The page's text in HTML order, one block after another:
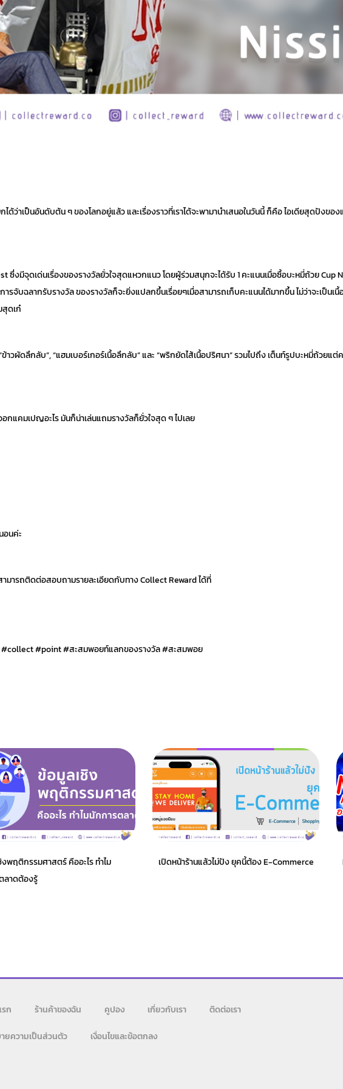
ว่าเป็นอันดับต้น ๆ ของโลกอยู่แล้ว และเรื่องราวที่เราได้จะพามานำเสนอในวันนี้ ก็คือ ไอเดียสุดปังข
งมีจุดเด่นเรื่องของรางวัลยั่วใจสุดแหวกแนว โดยผู้ร่วมสนุกจะได้รับ 1 คะแนนเมื่อซื้อบะหมี่ถ้วย Cup
ารจับฉลากรับรางวัล ของรางวัลก็จะยิ่งแปลกขึ้นเรื่อยๆเมื่อสามารถเก็บคะแนนได้มากขึ้น ไม่ว่าจะเป็น
ดเก๋
ผัดลึกลับ”, “แฮมเบอร์เกอร์เนื้อลึกลับ” และ “พริกยัดไส้เนื้อปริศนา” รวมไปถึง เต็นท์รูปบะหมี่ถ้วยแต่
กแคมเปญอะไร มันก็น่าเล่นแถมรางวัลก็ยั่วใจสุด ๆ ไปเลย
อนค่ะ
มารถติดต่อสอบถามรายละเอียดกับทาง Collect Reward ได้ที่
#point #สะสมพอยท์แลกของรางวัล #สะสมพอย
พฤติกรรมศาสตร์ คืออะไร ทำไม
ลาดต้องรู้
เปิดหน้าร้านแล้วไม่ปัง ยุคนี้ต้อง E-Commerce
ก ร้านค้าของฉัน คูปอง เกี่ยวกับเรา ติดต่อเรา
ยความเป็นส่วนตัว เงื่อนไขและข้อตกลง